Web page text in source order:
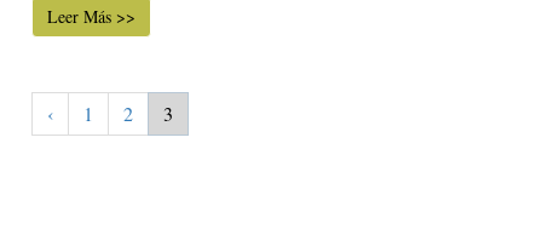
Leer Más >>
‹ 1 2 3